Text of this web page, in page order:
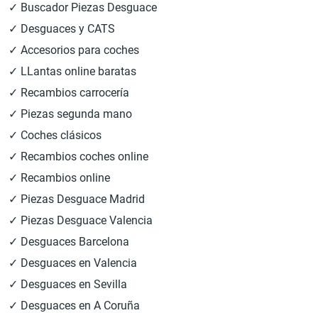
✓ Buscador Piezas Desguace
✓ Desguaces y CATS
✓ Accesorios para coches
✓ LLantas online baratas
✓ Recambios carrocería
✓ Piezas segunda mano
✓ Coches clásicos
✓ Recambios coches online
✓ Recambios online
✓ Piezas Desguace Madrid
✓ Piezas Desguace Valencia
✓ Desguaces Barcelona
✓ Desguaces en Valencia
✓ Desguaces en Sevilla
✓ Desguaces en A Coruña